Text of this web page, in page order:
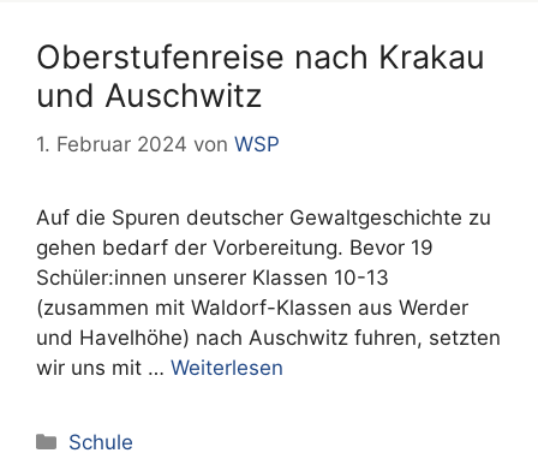
Oberstufenreise nach Krakau
und Auschwitz
1. Februar 2024 von WSP
Auf die Spuren deutscher Gewaltgeschichte zu
gehen bedarf der Vorbereitung. Bevor 19
Schüler:innen unserer Klassen 10-13
(zusammen mit Waldorf-Klassen aus Werder
und Havelhöhe) nach Auschwitz fuhren, setzten
wir uns mit … Weiterlesen
Kategorien
Schule